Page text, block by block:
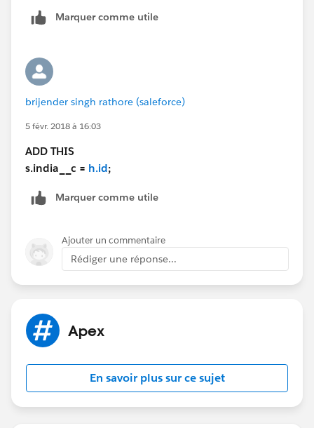
list< san_francisco__c> updatefield = new list<
san_francisco__c>();
from san_francisco__c where India__c in :
mymap.keyset()];
b.Company__c=mymap.get(b.India__cid).Company_
Marquer comme utile
brijender singh rathore (saleforce)
5 févr. 2018 à 16:03
ADD THIS
s.india__c = h.id;
Marquer comme utile
Ajouter un commentaire
Rédiger une réponse...
Apex
En savoir plus sur ce sujet